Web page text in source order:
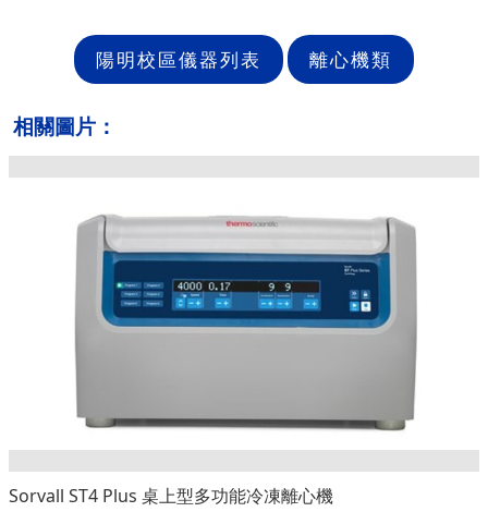
陽明校區儀器列表 離心機類
相關圖片：
Sorvall ST4 Plus 桌上型多功能冷凍離心機